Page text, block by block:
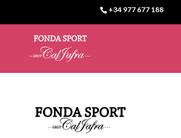
+34 977 677 188